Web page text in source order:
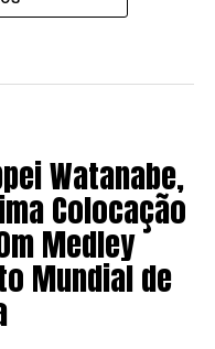
Watanabe,
Colocação
Medley
Mundial de